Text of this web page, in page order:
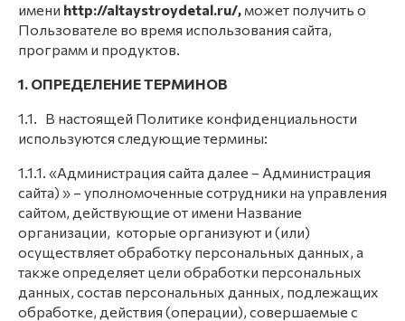
имени http://altaystroydetal.ru/, может получить о
Пользователе во время использования сайта,
программ и продуктов.
1. ОПРЕДЕЛЕНИЕ ТЕРМИНОВ
1.1. В настоящей Политике конфиденциальности
используются следующие термины:
1.1.1. «Администрация сайта далее – Администрация
сайта) » – уполномоченные сотрудники на управления
сайтом, действующие от имени Название
организации, которые организуют и (или)
осуществляет обработку персональных данных, а
также определяет цели обработки персональных
данных, состав персональных данных, подлежащих
обработке, действия (операции), совершаемые с